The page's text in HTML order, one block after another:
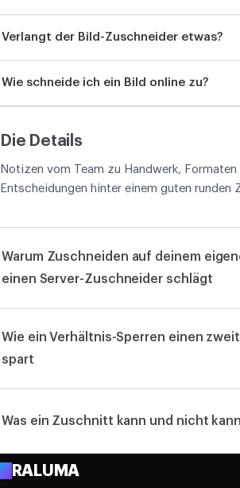
Verlangt der Bild-Zuschneider etwas?
Wie schneide ich ein Bild online zu?
Die Details
Notizen vom Team zu Handwerk, Formaten
Entscheidungen hinter einem guten runden
Warum Zuschneiden auf deinem
einen Server-Zuschneider schlägt
Wie ein Verhältnis-Sperren einen
spart
Was ein Zuschnitt kann und nicht kann
ARALUMA